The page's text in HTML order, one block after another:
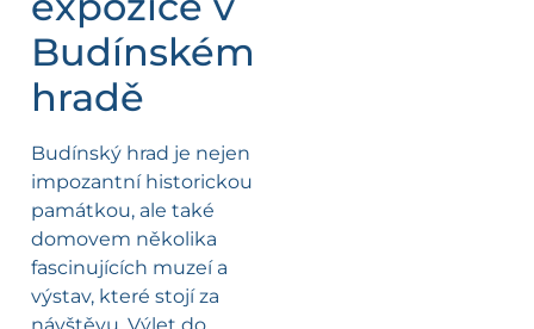
Budínském
hradě
Budínský hrad je nejen
impozantní historickou
památkou, ale také
domovem několika
fascinujících muzeí a
výstav, které stojí za
návštěvu. Výlet do